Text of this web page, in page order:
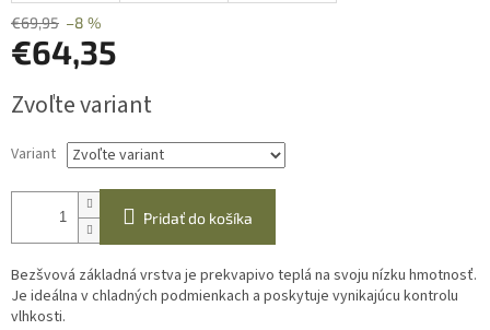
€69,95 –8 %
€64,35
cena:
Zvoľte variant
Variant
Pridať do košíka
Bezšvová základná vrstva je prekvapivo teplá na svoju nízku hmotnosť.
Je ideálna v chladných podmienkach a poskytuje vynikajúcu kontrolu
vlhkosti.